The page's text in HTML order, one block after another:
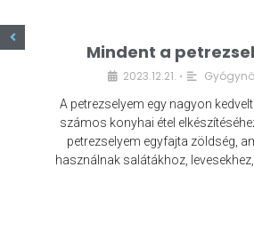
Mindent a
2023.12.21. •
A petrezselyem egy nagyon
számos konyhai étel
petrezselyem egyfajta zöldség,
használnak salátákhoz,